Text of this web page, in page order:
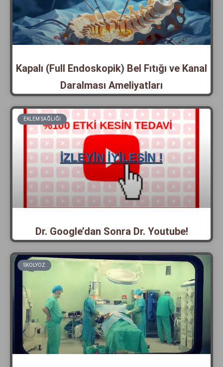
Kapalı (Full Endoskopik) Bel Fıtığı ve Kanal
Daralması Ameliyatları
EKLEM SAĞLIĞI
Dr. Google’dan Sonra Dr. Youtube!
SKOLYOZ